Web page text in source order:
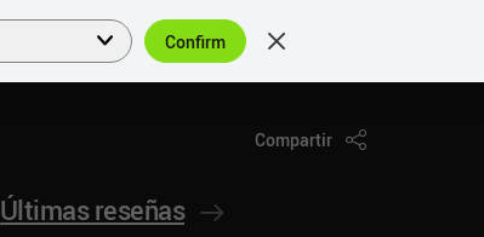
ES
Compartir
Últimas reseñas
Confirm